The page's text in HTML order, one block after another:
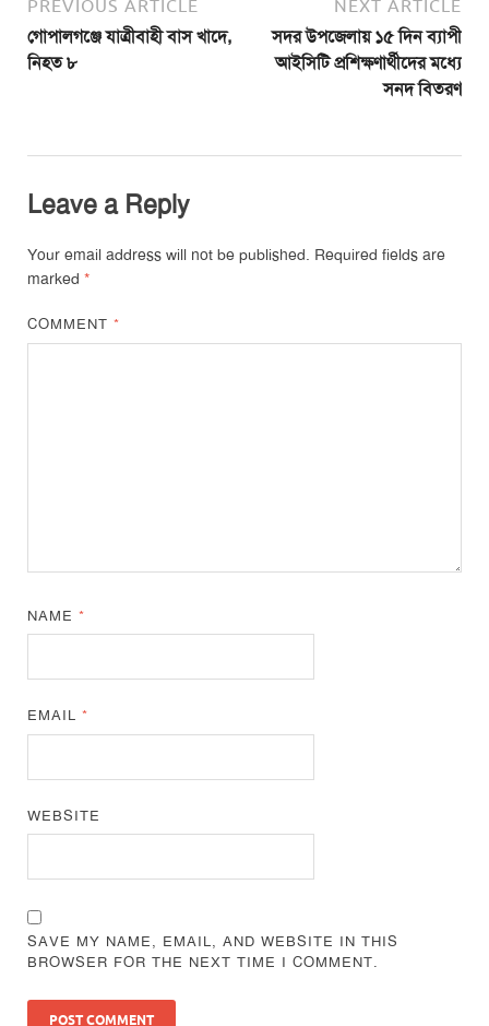
PREVIOUS ARTICLE
গোপালগঞ্জে যাত্রীবাহী বাস খাদে,
নিহত ৮
NEXT ARTICLE
সদর উপজেলায় ১৫ দিন ব্যাপী
আইসিটি প্রশিক্ষণার্থীদের মধ্যে
সনদ বিতরণ
Leave a Reply
Your email address will not be published. Required fields are
marked *
COMMENT*
NAME*
EMAIL*
WEBSITE
SAVE MY NAME, EMAIL, AND WEBSITE IN THIS
BROWSER FOR THE NEXT TIME I COMMENT.